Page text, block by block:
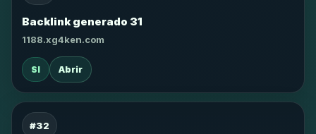
Backlink generado 31
1188.xg4ken.com
SI Abrir
#32